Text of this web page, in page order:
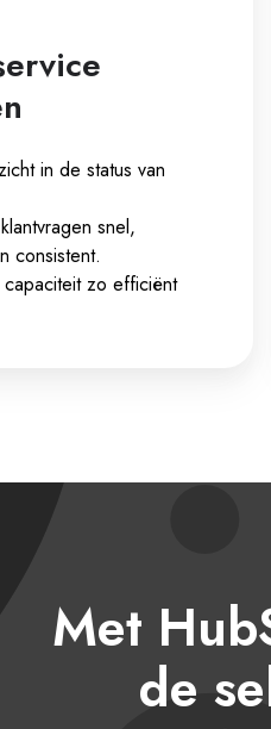
in de status van
snel,
consistent.
zo efficiënt
Met
de